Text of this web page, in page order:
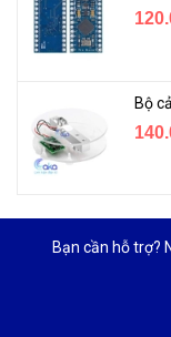
Bạn cần hỗ trợ?